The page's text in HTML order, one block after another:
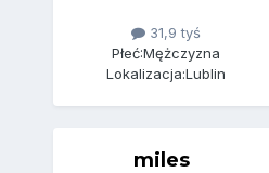
31,9 tyś
Płeć:Mężczyzna
Lokalizacja:Lublin
miles